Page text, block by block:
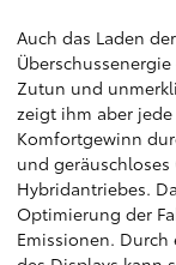
Auch das Laden
Zutun und
zeigt ihm aber
Komfortgewinn
und
Hybridantriebes.
Optimierung der
Emissionen. Durch